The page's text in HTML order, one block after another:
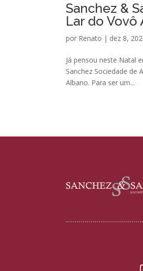
Sanchez &
Lar do Vovô
por Renato | dez 8,
Já pensou neste Natal
Sanchez Sociedade
Albano. Para ser um...